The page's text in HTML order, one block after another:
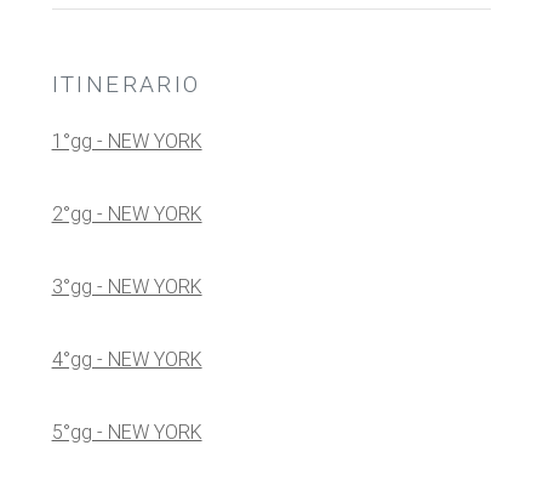
ITINERARIO
1°gg - NEW YORK
2°gg - NEW YORK
3°gg - NEW YORK
4°gg - NEW YORK
5°gg - NEW YORK